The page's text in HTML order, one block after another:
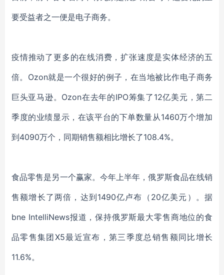
要受益者之一便是电子商务。
疫情推动了更多的在线消费，扩张速度是实体经济的五
倍。 Ozon就是一个很好的例子 ， 在当地被比作电子商务
巨头亚马逊。 Ozon在去年的IPO筹集了12亿美元 ，第二
季度的业绩显示， 在该平台的下单数量从1460万个增加
到4090万个，同期销售额相比增长了108.4%。
食品零售是另一个赢家。今年上半年，俄罗斯食品在线销
售额增长了两倍，达到1490亿卢布（20亿美元）。据
bne IntelliNews报道，保持俄罗斯最大零售商地位的食
品零售集团X5最近宣布，第三季度总销售额同比增长
11.6%。